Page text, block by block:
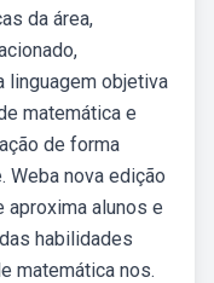
da área,
linguagem objetiva
matemática e
de forma
Weba nova edição
aproxima alunos e
habilidades
matemática nos.